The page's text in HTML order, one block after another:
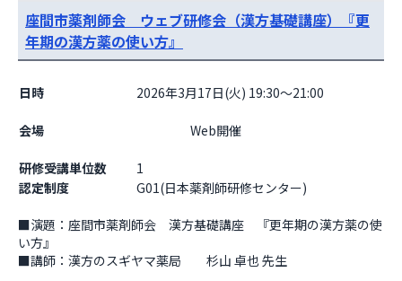
座間市薬剤師会 ウェブ研修会（漢方基礎講座）『更
年期の漢方薬の使い方』
日時 2026年3月17日(火) 19:30～21:00
会場
研修受講単位数
1
認定制度
G01(日本薬剤師研修センター)
■演題：座間市薬剤師会　漢方基礎講座　『更年期の漢方薬の使
い方』
■講師：漢方のスギヤマ薬局　　杉山 卓也 先生